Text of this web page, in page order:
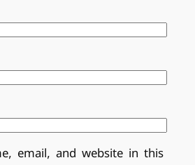
email, and website in this